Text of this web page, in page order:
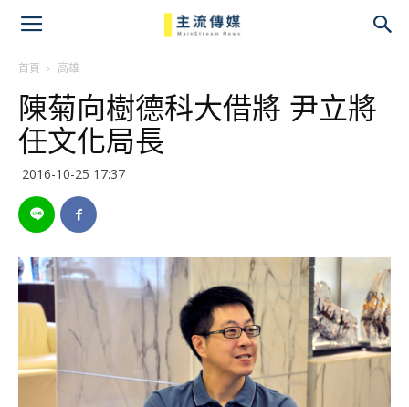
首頁 高雄
陳菊向樹德科大借將 尹立將
任文化局長
2016-10-25 17:37